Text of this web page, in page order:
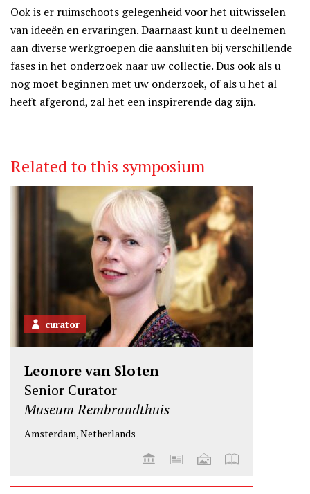
Ook is er ruimschoots gelegenheid voor het uitwisselen
van ideeën en ervaringen. Daarnaast kunt u deelnemen
aan diverse werkgroepen die aansluiten bij verschillende
fases in het onderzoek naar uw collectie. Dus ook als u
nog moet beginnen met uw onderzoek, of als u het al
heeft afgerond, zal het een inspirerende dag zijn.
Related to this symposium
curator
Leonore van Sloten
Senior Curator
Museum Rembrandthuis
Amsterdam, Netherlands